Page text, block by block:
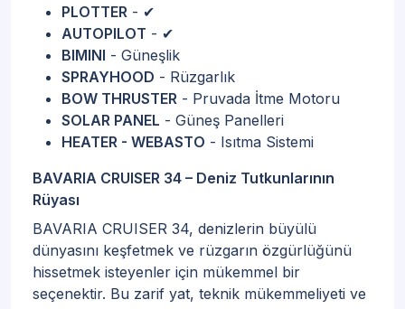
PLOTTER - ✔
AUTOPILOT - ✔
BIMINI - Güneşlik
SPRAYHOOD - Rüzgarlık
BOW THRUSTER - Pruvada İtme Motoru
SOLAR PANEL - Güneş Panelleri
HEATER - WEBASTO - Isıtma Sistemi
BAVARIA CRUISER 34 – Deniz Tutkunlarının
Rüyası
BAVARIA CRUISER 34, denizlerin büyülü
dünyasını keşfetmek ve rüzgarın özgürlüğünü
hissetmek isteyenler için mükemmel bir
seçenektir. Bu zarif yat, teknik mükemmeliyeti ve